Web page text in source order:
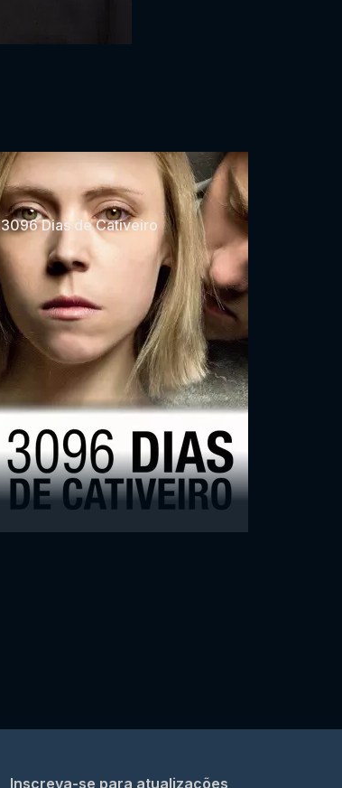
3096 Dias de Cativeiro
Inscreva-se para atualizações